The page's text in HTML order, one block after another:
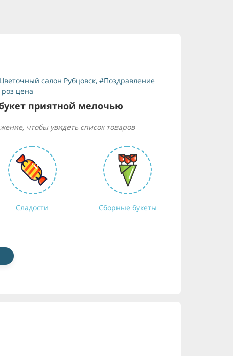
салон Рубцовск, #Поздравление
цена
приятной мелочью
чтобы увидеть список товаров
Сладости Сборные букеты